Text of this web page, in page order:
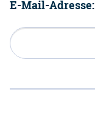
E-Mail-Adresse: